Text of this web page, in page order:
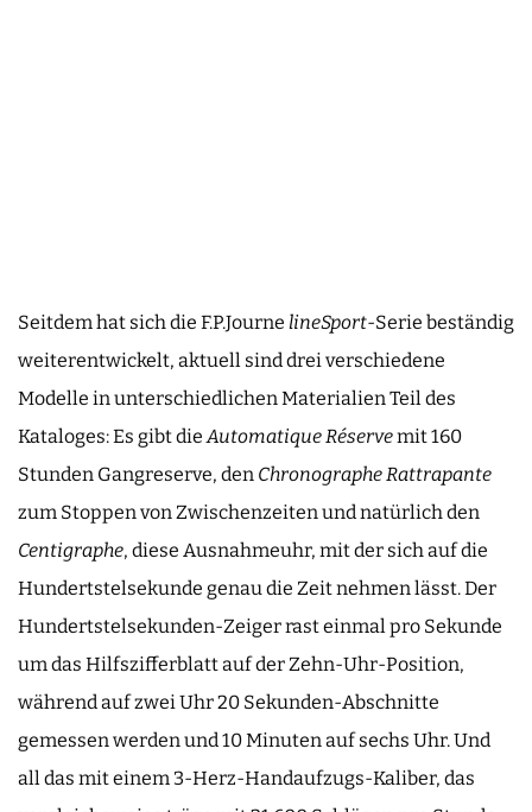
Seitdem hat sich die F.P.Journe lineSport-Serie beständig
weiterentwickelt, aktuell sind drei verschiedene
Modelle in unterschiedlichen Materialien Teil des
Kataloges: Es gibt die Automatique Réservemit 160
Stunden Gangreserve, den Chronographe Rattrapante
zum Stoppen von Zwischenzeiten und natürlich den
Centigraphe, diese Ausnahmeuhr, mit der sich auf die
Hundertstelsekunde genau die Zeit nehmen lässt. Der
Hundertstelsekunden-Zeiger rast einmal pro Sekunde
um das Hilfszifferblatt auf der Zehn-Uhr-Position,
während auf zwei Uhr 20 Sekunden-Abschnitte
gemessen werden und 10 Minuten auf sechs Uhr. Und
all das mit einem 3-Herz-Handaufzugs-Kaliber, das